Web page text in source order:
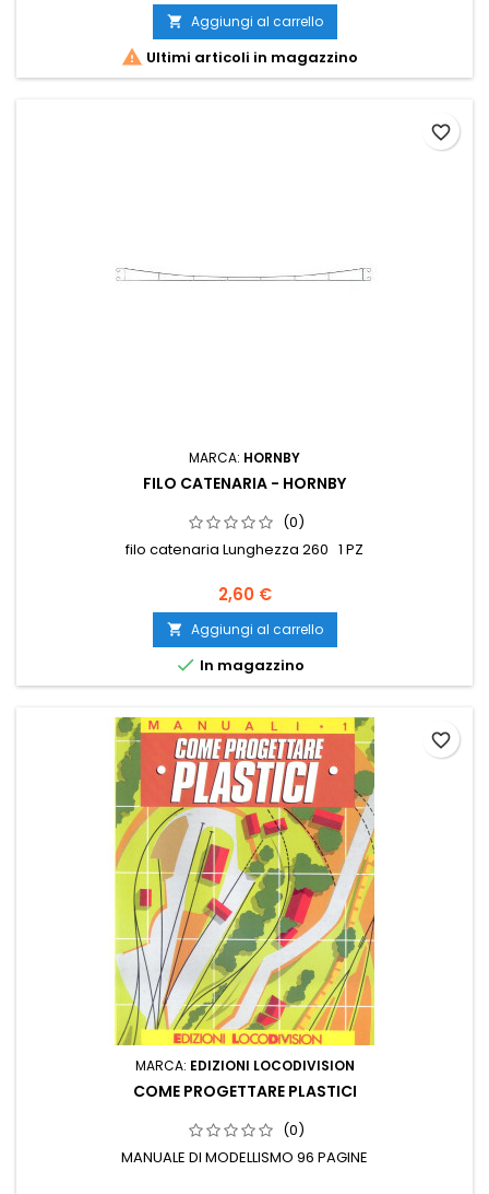
 Aggiungi al carrello
 Ultimi articoli in magazzino
MARCA: HORNBY
FILO CATENARIA - HORNBY
(0)
filo catenaria Lunghezza 260 1 PZ
2,60 €
 Aggiungi al carrello
 In magazzino
favorite_border
MARCA: EDIZIONI LOCODIVISION
COME PROGETTARE PLASTICI
(0)
MANUALE DI MODELLISMO 96 PAGINE
favorite_border